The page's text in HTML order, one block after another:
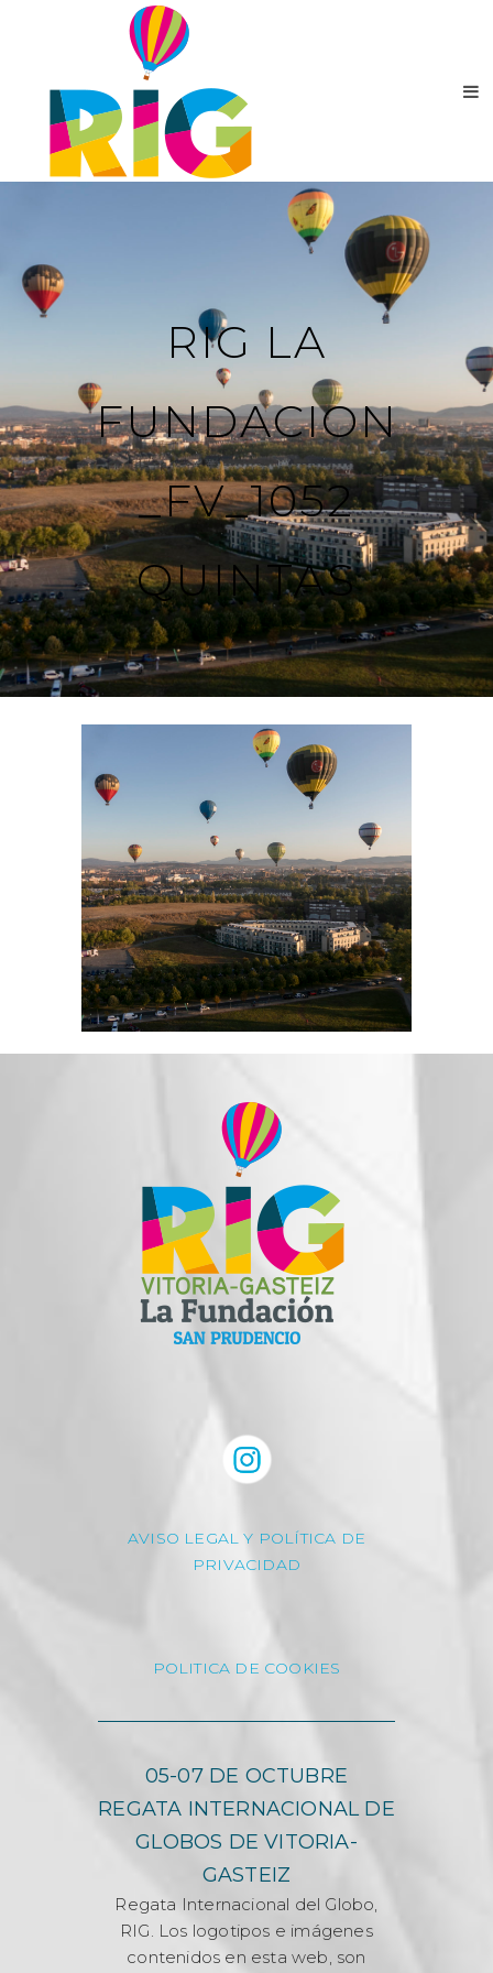
RIG LA
FUNDACION
_FV_1052
QUINTAS
AVISO LEGAL Y POLÍTICA DE
PRIVACIDAD
POLITICA DE COOKIES
05-07 DE OCTUBRE
REGATA INTERNACIONAL DE
GLOBOS DE VITORIA-
GASTEIZ
Regata Internacional del Globo,
RIG. Los logotipos e imágenes
contenidos en esta web, son